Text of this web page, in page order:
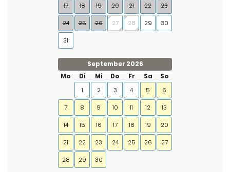
17 18 19 20 21 22 23
24 25 26 27 28 29 30
31
September 2026
Mo
Di Mi Do Fr Sa
So
1
2 3 4 5 6
7 8 9 10 11 12 13
14 15 16 17 18 19 20
21 22 23 24 25 26 27
28 29 30